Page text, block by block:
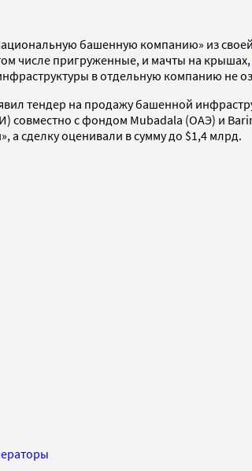
башенную компанию» из своей
числе пригруженные, и мачты на крышах,
в отдельную компанию не
тендер на продажу башенной
совместно с фондом Mubadala (ОАЭ) и
а сделку оценивали в сумму до $1,4 млрд.